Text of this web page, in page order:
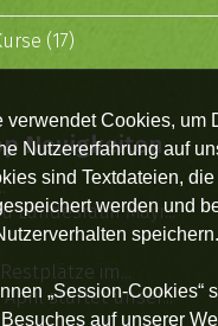
verwendet Cookies, um
Nutzererfahrung auf
sind Textdateien,
werden und
speichern.
„Session-Cookies“
auf unserer
(17)
Neuigkeiten
Landesrätin Mayr...
im...
April startet unser...